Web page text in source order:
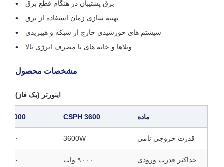
برق پشتیبان در هنگام قطع برق
بهینه سازی زمان استفاده از برق
سیستم های خورشیدی خارج از شبکه و هیبریدی
ویلاها و خانه های با مصرف انرژی بالا
مشخصات محصول
اینورتر (یک فاز)
ماده CSPH 3600
5000
قدرت خروجی نامی 3600W ۵۰۰۰ وات
حداکثر قدرت ورودی ۹۰۰۰ وات ۹۰۰۰ وات